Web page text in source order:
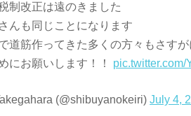
制改正は遠のきました
んも同じことになります
道筋作ってきた多くの方々もさす
にお願いします！！ pic.twitter.com/
(@shibuyanokeiri)July 4,